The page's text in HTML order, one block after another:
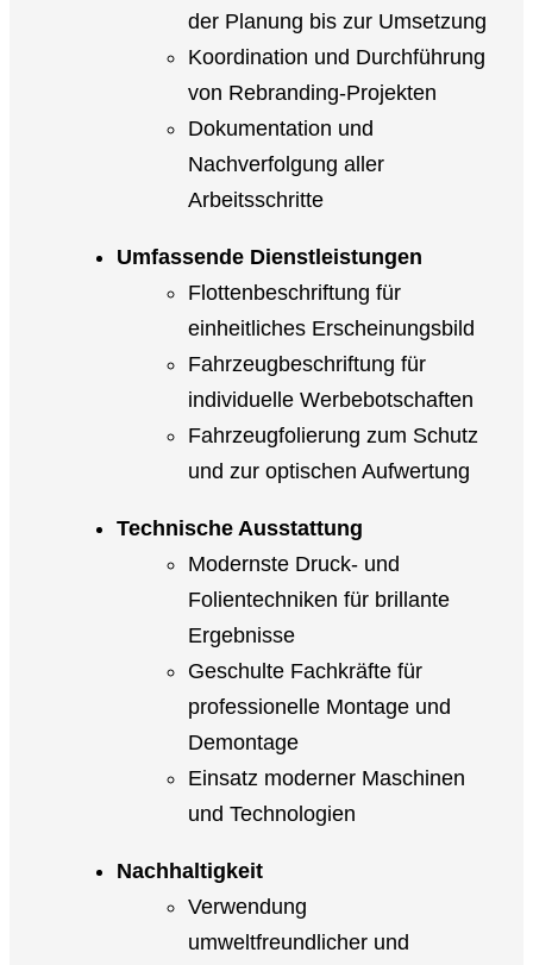
der Planung bis zur Umsetzung
Koordination und Durchführung
von Rebranding-Projekten
Dokumentation und
Nachverfolgung aller
Arbeitsschritte
Umfassende Dienstleistungen
Flottenbeschriftung für
einheitliches Erscheinungsbild
Fahrzeugbeschriftung für
individuelle Werbebotschaften
Fahrzeugfolierung zum Schutz
und zur optischen Aufwertung
Technische Ausstattung
Modernste Druck- und
Folientechniken für brillante
Ergebnisse
Geschulte Fachkräfte für
professionelle Montage und
Demontage
Einsatz moderner Maschinen
und Technologien
Nachhaltigkeit
Verwendung
umweltfreundlicher und